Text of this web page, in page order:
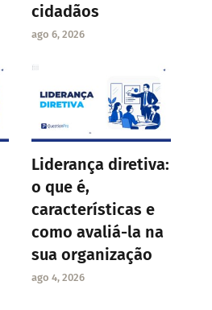
cidadãos
ago 6, 2026
Liderança diretiva:
o que é,
características e
como avaliá-la na
sua organização
ago 4, 2026